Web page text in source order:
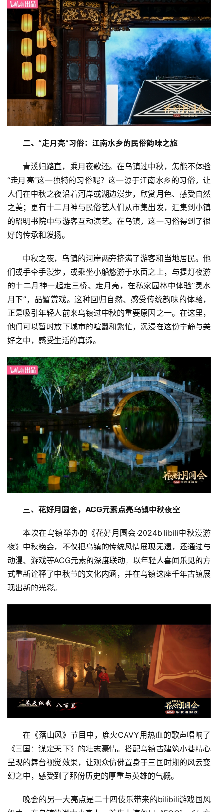
二、“走月亮”习俗：江南水乡的民俗韵味之旅
青溪归路直，乘月夜歌还。在乌镇过中秋，怎能不体验
“走月亮”这一独特的习俗呢？这一源于江南水乡的习俗，让
人们在中秋之夜沿着河岸或湖边漫步，欣赏月色、感受自然
之美；更有十二月神与民俗艺人们从市集出发，汇集到小镇
的昭明书院中与游客互动演艺。在乌镇，这一习俗得到了很
好的传承和发扬。
中秋之夜，乌镇的河岸两旁挤满了游客和当地居民。他
们或手牵手漫步，或乘坐小船悠游于水面之上，与提灯夜游
的十二月神一起走三桥、走月亮，在私家园林中体验“灵水
月下”，品蟹赏戏。这种回归自然、感受传统韵味的体验，
正是吸引年轻人前来乌镇过中秋的重要原因之一。在这里，
他们可以暂时放下城市的喧嚣和繁忙，沉浸在这份宁静与美
好之中，感受生活的真谛。
三、花好月圆会，ACG元素点亮乌镇中秋夜空
本次在乌镇举办的《花好月圆会·2024bilibili中秋漫游
夜》中秋晚会，不仅把乌镇的传统风情展现无遗，还通过与
动漫、游戏等ACG元素的深度联动，以年轻人喜闻乐见的方
式重新诠释了中秋节的文化内涵，并在乌镇这座千年古镇展
现出新的光彩。
在《落山风》节目中，鹿火CAVY用热血的歌声唱响了
《三国：谋定天下》的壮志豪情。搭配乌镇古建筑小巷精心
呈现的舞台视觉效果，让观众仿佛置身于三国时期的风云变
幻之中，感受到了那份历史的厚重与英雄的气概。
晚会的另一大亮点是二十四伎乐带来的bilibili游戏国风